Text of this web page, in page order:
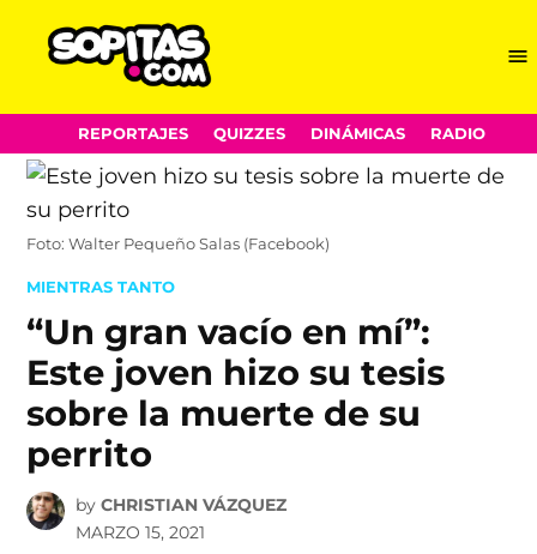
Skip
to
content
REPORTAJES QUIZZES DINÁMICAS RADIO
Foto: Walter Pequeño Salas (Facebook)
POSTED
MIENTRAS TANTO
“Un gran vacío en mí”:
Este joven hizo su tesis
sobre la muerte de su
perrito
by CHRISTIAN VÁZQUEZ
MARZO 15, 2021